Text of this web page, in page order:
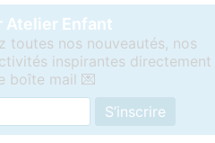
Atelier Enfant
toutes nos nouveautés, nos
inspirantes directement
boîte mail 💌